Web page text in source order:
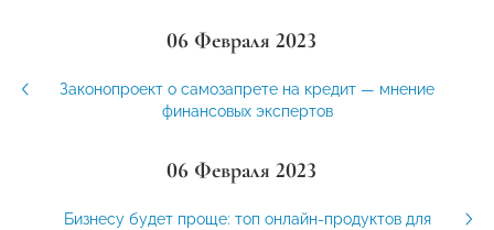
06 Февраля 2023
Законопроект о самозапрете на кредит — мнение
финансовых экспертов
06 Февраля 2023
Бизнесу будет проще: топ онлайн-продуктов для